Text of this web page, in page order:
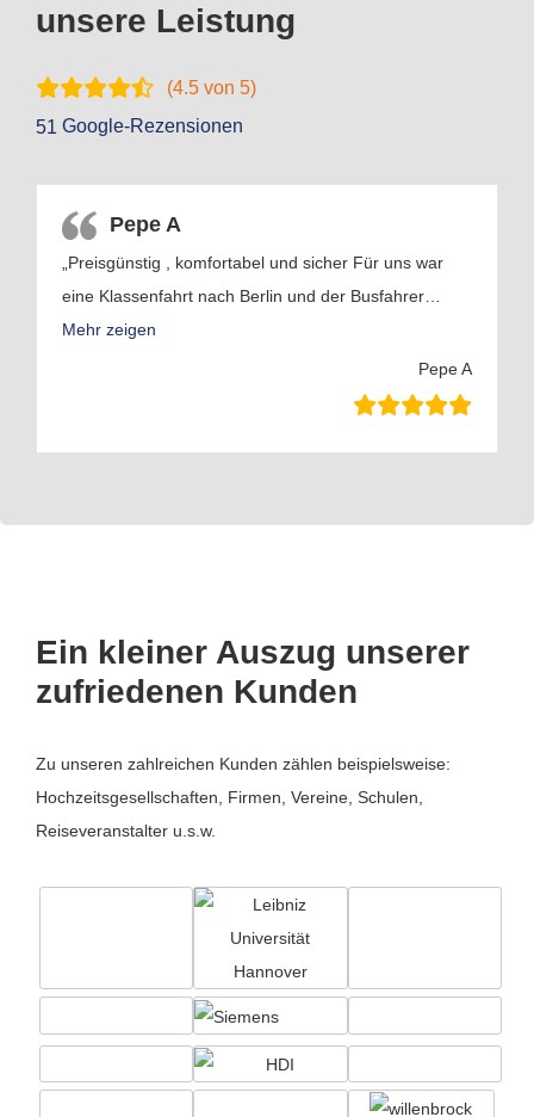
unsere Leistung
(4.5 von 5)
51 Google-Rezensionen
Pepe A
„Preisgünstig , komfortabel und sicher Für uns war
eine Klassenfahrt nach Berlin und der Busfahrer…
Mehr zeigen
Pepe A
Ein kleiner Auszug unserer
zufriedenen Kunden
Zu unseren zahlreichen Kunden zählen beispielsweise:
Hochzeitsgesellschaften, Firmen, Vereine, Schulen,
Reiseveranstalter u.s.w.